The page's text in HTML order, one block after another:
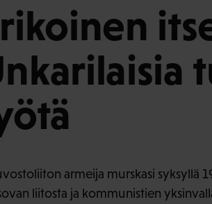
armeija murskasi syksyllä
liitosta ja kommunistien